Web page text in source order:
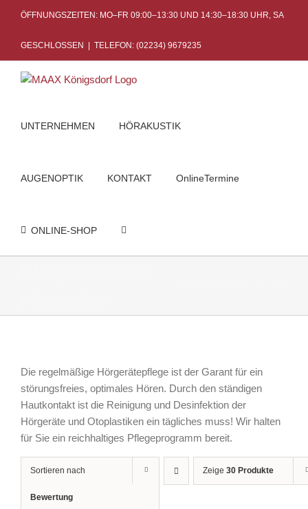
content
ÖFFNUNGSZEITEN: MO–FR 09:00–13:30 UND 14:30–18:30 UHR, SA
GESCHLOSSEN TELEFON: (02234) 9679235
UNTERNEHMEN HÖRAKUSTIK
AUGENOPTIK KONTAKT OnlineTermine
ONLINE-SHOP
Die regelmäßige Hörgerätepflege ist der Garant für ein
störungsfreies, optimales Hören. Durch den ständigen
Hautkontakt ist die Reinigung und Desinfektion der
Hörgeräte und Otoplastiken ein tägliches muss! Wir halten
für Sie ein reichhaltiges Pflegeprogramm bereit.
Sortieren nach
Bewertung
Zeige 30 Produkte